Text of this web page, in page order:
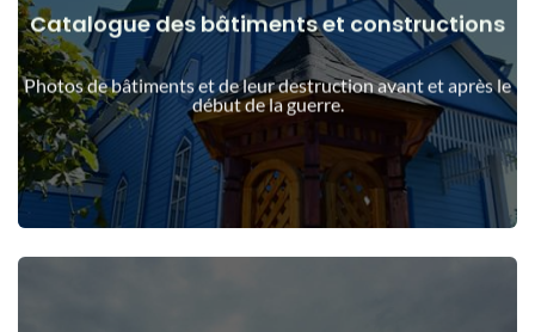
Catalogue des bâtiments et constructions
Photos de bâtiments et de leur destruction avant et après le
début de la guerre.
Bâtiments, structures, objets avant et après le début de la
guerre
Voir les détails